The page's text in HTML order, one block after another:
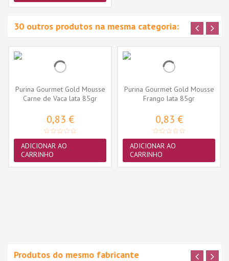
30 outros produtos na mesma categoria:
Purina Gourmet Gold Mousse
Carne de Vaca lata 85gr
0,83 €
ADICIONAR AO
CARRINHO
Purina Gourmet Gold Mousse
Frango lata 85gr
0,83 €
ADICIONAR AO
CARRINHO
Produtos do mesmo fabricante